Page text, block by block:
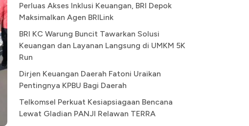
Perluas Akses Inklusi Keuangan, BRI Depok
Maksimalkan Agen BRILink
BRI KC Warung Buncit Tawarkan Solusi
Keuangan dan Layanan Langsung di UMKM 5K
Run
Dirjen Keuangan Daerah Fatoni Uraikan
Pentingnya KPBU Bagi Daerah
Telkomsel Perkuat Kesiapsiagaan Bencana
Lewat Gladian PANJI Relawan TERRA